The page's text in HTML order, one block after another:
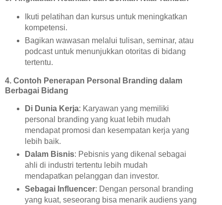
Ikuti pelatihan dan kursus untuk meningkatkan
kompetensi.
Bagikan wawasan melalui tulisan, seminar, atau
podcast untuk menunjukkan otoritas di bidang
tertentu.
4. Contoh Penerapan Personal Branding dalam
Berbagai Bidang
Di Dunia Kerja: Karyawan yang memiliki
personal branding yang kuat lebih mudah
mendapat promosi dan kesempatan kerja yang
lebih baik.
Dalam Bisnis: Pebisnis yang dikenal sebagai
ahli di industri tertentu lebih mudah
mendapatkan pelanggan dan investor.
Sebagai Influencer: Dengan personal branding
yang kuat, seseorang bisa menarik audiens yang